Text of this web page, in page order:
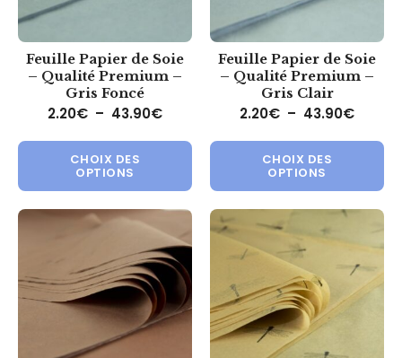
Feuille Papier de Soie
– Qualité Premium –
Gris Foncé
2.20€ – 43.90€Plage de prix : 2.20€ à 43.90€
CHOIX DES
OPTIONS
Ce produit a plusieurs
Feuille Papier de Soie
– Qualité Premium –
Gris Clair
2.20€ – 43.90€Plage
CHOIX DES
OPTIONS